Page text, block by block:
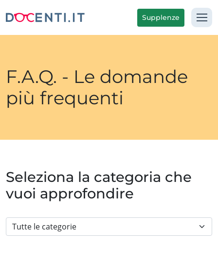
Supplenze
F.A.Q. - Le domande
più frequenti
Seleziona la categoria che
vuoi approfondire